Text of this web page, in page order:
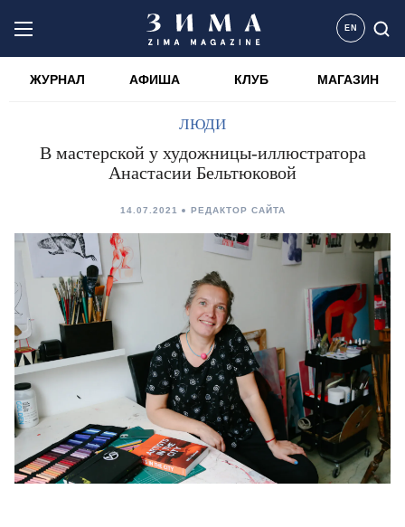
EN
ЖУРНАЛ АФИША КЛУБ МАГАЗИН
ЛЮДИ
В мастерской у художницы-иллюстратора
Анастасии Бельтюковой
14.07.2021 РЕДАКТОР САЙТА